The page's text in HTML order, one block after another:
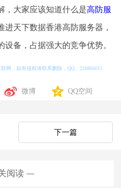
，大家应该知道什么是高防服
进天下数据香港高防服务器，
备，占据强大的竞争优势。
网，如有侵权请联系删除，QQ：228866015
微博 QQ空间
下一篇
阅读